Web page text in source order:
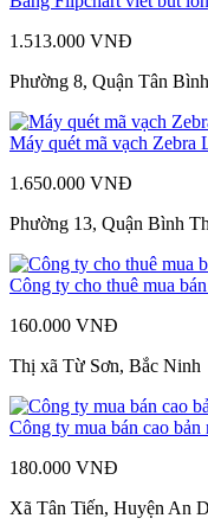
1.513.000 VNĐ
Phường 8, Quận Tân
Máy quét mã vạch Zebra
1.650.000 VNĐ
Phường 13, Quận Bình
Công ty cho thuê mua
160.000 VNĐ
Thị xã Từ Sơn, Bắc Ninh
Công ty mua bán cao
180.000 VNĐ
Xã Tân Tiến, Huyện An